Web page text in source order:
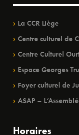
La CCR Liège
Centre culturel de
Centre Culturel
Espace Georges
Foyer culturel de
ASAP –
Horaires